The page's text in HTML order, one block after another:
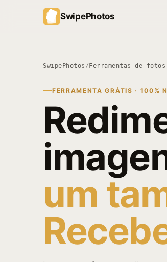
SwipePhotos
SwipePhotos / Ferramentas de
FERRAMENTA GRÁTIS · 100%
um